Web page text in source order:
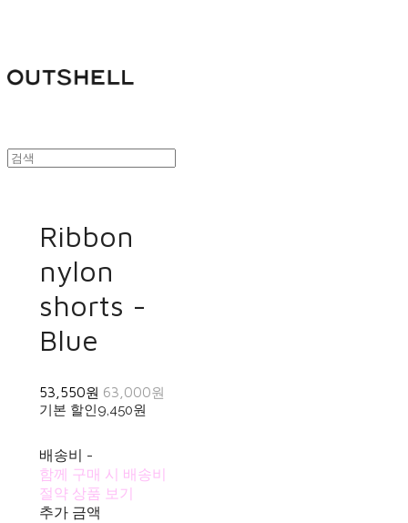
Ribbon
nylon
shorts -
Blue
53,550원 63,000원
기본 할인9,450원
배송비 -
함께 구매 시 배송비
절약 상품 보기
추가 금액